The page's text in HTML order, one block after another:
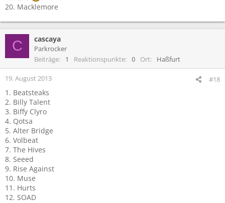
20. Macklemore
C cascaya
Parkrocker
Beiträge
1 Reaktionspunkte 0 Ort Haßfurt
19. August 2013 #18
1. Beatsteaks
2. Billy Talent
3. Biffy Clyro
4. Qotsa
5. Alter Bridge
6. Volbeat
7. The Hives
8. Seeed
9. Rise Against
10. Muse
11. Hurts
12. SOAD